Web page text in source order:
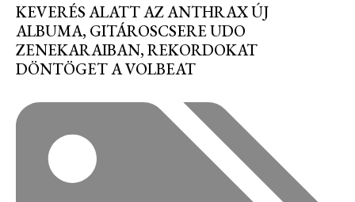
KEVERÉS ALATT AZ ANTHRAX ÚJ
ALBUMA, GITÁROSCSERE UDO
ZENEKARAIBAN, REKORDOKAT
DÖNTÖGET A VOLBEAT